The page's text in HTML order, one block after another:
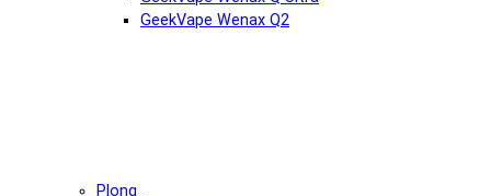
GeekVape Wenax Q2
Plonq